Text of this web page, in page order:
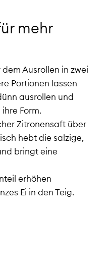
mehr
Ausrollen in zwei
Portionen lassen
ausrollen und
Form.
Zitronensaft über
hebt die salzige,
bringt eine
erhöhen
Ei in den Teig.